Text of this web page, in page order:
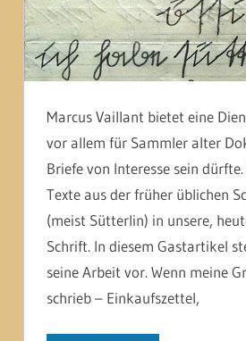
Marcus Vaillant bietet eine
vor allem für Sammler alter
Briefe von Interesse sein
Texte aus der früher üblichen
(meist Sütterlin) in unsere,
Schrift. In diesem Gastartikel
seine Arbeit vor. Wenn meine
schrieb – Einkaufszettel,